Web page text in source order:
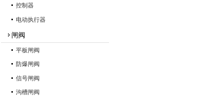
控制器
电动执行器
闸阀
平板闸阀
防爆闸阀
信号闸阀
沟槽闸阀